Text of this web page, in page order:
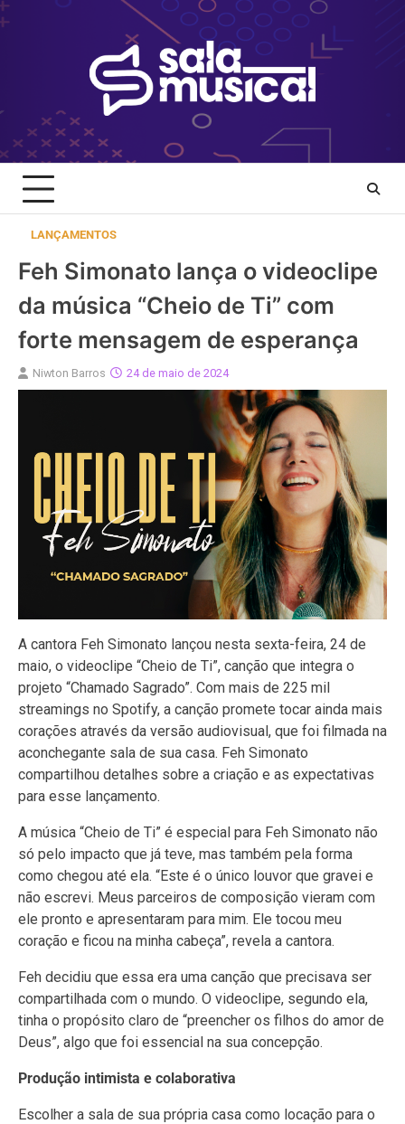
Skip
to
LANÇAMENTOS
Feh Simonato lança o videoclipe
da música “Cheio de Ti” com
forte mensagem de esperança
Niwton Barros 24 de maio de 2024
A cantora Feh Simonato lançou nesta sexta-feira, 24 de
maio, o videoclipe “Cheio de Ti”, canção que integra o
projeto “Chamado Sagrado”. Com mais de 225 mil
streamings no Spotify, a canção promete tocar ainda mais
corações através da versão audiovisual, que foi filmada na
aconchegante sala de sua casa. Feh Simonato
compartilhou detalhes sobre a criação e as expectativas
para esse lançamento.
A música “Cheio de Ti” é especial para Feh Simonato não
só pelo impacto que já teve, mas também pela forma
como chegou até ela. “Este é o único louvor que gravei e
não escrevi. Meus parceiros de composição vieram com
ele pronto e apresentaram para mim. Ele tocou meu
coração e ficou na minha cabeça”, revela a cantora.
Feh decidiu que essa era uma canção que precisava ser
compartilhada com o mundo. O videoclipe, segundo ela,
tinha o propósito claro de “preencher os filhos do amor de
Deus”, algo que foi essencial na sua concepção.
Produção intimista e colaborativa
Escolher a sala de sua própria casa como locação para o